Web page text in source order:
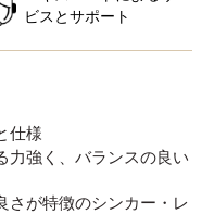
ビスとサポート
仕様
力強く、バランスの良い
さが特徴のシンカー・レ